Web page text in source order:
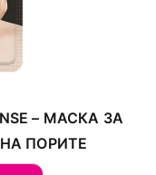
– МАСКА ЗА
ПОРИТЕ